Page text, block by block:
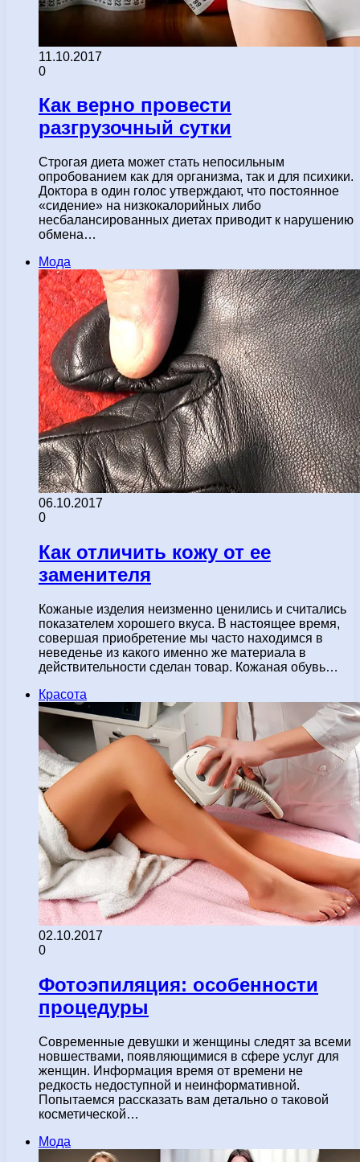
11.10.2017
0
Как верно провести
разгрузочный сутки
Строгая диета может стать непосильным
опробованием как для организма, так и для психики.
Доктора в один голос утверждают, что постоянное
«сидение» на низкокалорийных либо
несбалансированных диетах приводит к нарушению
обмена…
Мода
06.10.2017
0
Как отличить кожу от ее
заменителя
Кожаные изделия неизменно ценились и считались
показателем хорошего вкуса. В настоящее время,
совершая приобретение мы часто находимся в
неведенье из какого именно же материала в
действительности сделан товар. Кожаная обувь…
Красота
02.10.2017
0
Фотоэпиляция: особенности
процедуры
Современные девушки и женщины следят за всеми
новшествами, появляющимися в сфере услуг для
женщин. Информация время от времени не
редкость недоступной и неинформативной.
Попытаемся рассказать вам детально о таковой
косметической…
Мода